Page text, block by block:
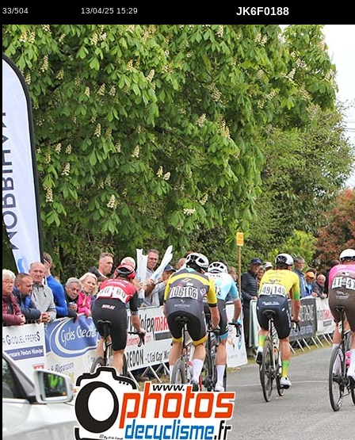
33/504 13/04/25 15:29 JK6F0188